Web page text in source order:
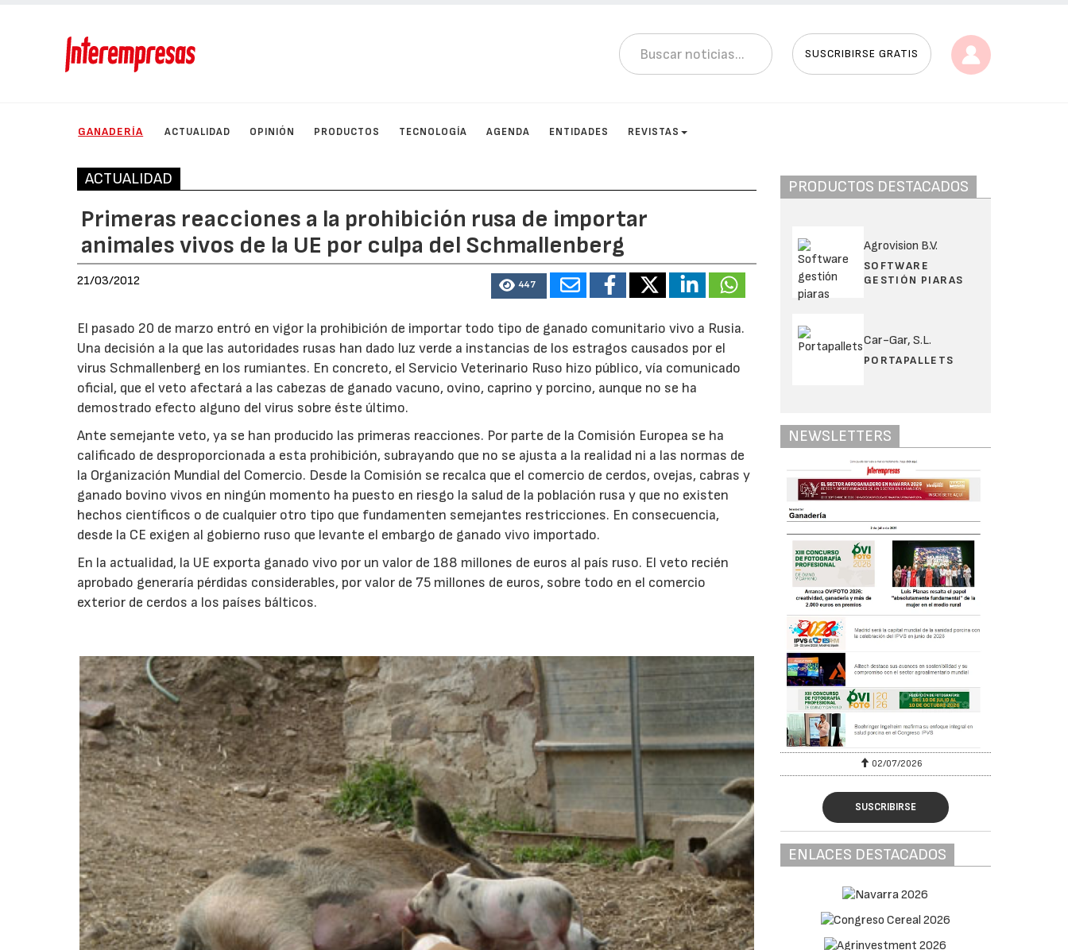
SUSCRIBIRSE GRATIS
GANADERÍA ACTUALIDAD OPINIÓN PRODUCTOS TECNOLOGÍA AGENDA ENTIDADES REVISTAS
ACTUALIDAD
Primeras reacciones a la prohibición rusa de importar
animales vivos de la UE por culpa del Schmallenberg
21/03/2012 447
El pasado 20 de marzo entró en vigor la prohibición de importar todo tipo de ganado comunitario vivo a Rusia.
Una decisión a la que las autoridades rusas han dado luz verde a instancias de los estragos causados por el
virus Schmallenberg en los rumiantes. En concreto, el Servicio Veterinario Ruso hizo público, vía comunicado
oficial, que el veto afectará a las cabezas de ganado vacuno, ovino, caprino y porcino, aunque no se ha
demostrado efecto alguno del virus sobre éste último.
Ante semejante veto, ya se han producido las primeras reacciones. Por parte de la Comisión Europea se ha
calificado de desproporcionada a esta prohibición, subrayando que no se ajusta a la realidad ni a las normas de
la Organización Mundial del Comercio. Desde la Comisión se recalca que el comercio de cerdos, ovejas, cabras y
ganado bovino vivos en ningún momento ha puesto en riesgo la salud de la población rusa y que no existen
hechos científicos o de cualquier otro tipo que fundamenten semejantes restricciones. En consecuencia,
desde la CE exigen al gobierno ruso que levante el embargo de ganado vivo importado.
En la actualidad, la UE exporta ganado vivo por un valor de 188 millones de euros al país ruso. El veto recién
aprobado generaría pérdidas considerables, por valor de 75 millones de euros, sobre todo en el comercio
exterior de cerdos a los países bálticos.
PRODUCTOS DESTACADOS
Agrovision B.V.
SOFTWARE
GESTIÓN PIARAS
Car-Gar, S.L.
PORTAPALLETS
NEWSLETTERS
02/07/2026 16/07/2026 02/07/2026
SUSCRIBIRSE
ENLACES DESTACADOS